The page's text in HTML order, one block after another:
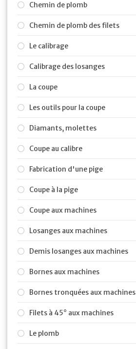
Chemin de plomb
Chemin de plomb des filets
Le calibrage
Calibrage des losanges
La coupe
Les outils pour la coupe
Diamants, molettes
Coupe au calibre
Fabrication d'une pige
Coupe à la pige
Coupe aux machines
Losanges aux machines
Demis losanges aux machines
Bornes aux machines
Bornes tronquées aux machines
Filets à 45° aux machines
Le plomb